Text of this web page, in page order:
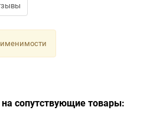
сопутствующие товары: